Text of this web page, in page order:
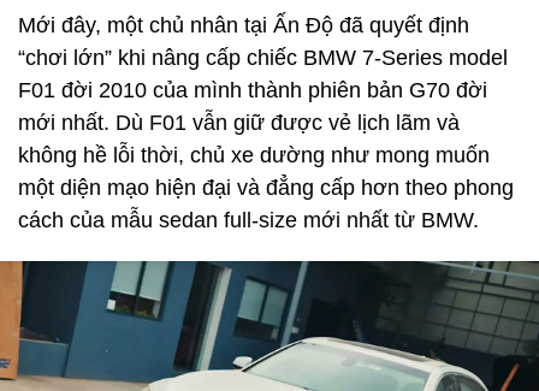
Mới đây, một chủ nhân tại Ấn Độ đã quyết định
“chơi lớn” khi nâng cấp chiếc BMW 7-Series model
F01 đời 2010 của mình thành phiên bản G70 đời
mới nhất. Dù F01 vẫn giữ được vẻ lịch lãm và
không hề lỗi thời, chủ xe dường như mong muốn
một diện mạo hiện đại và đẳng cấp hơn theo phong
cách của mẫu sedan full-size mới nhất từ BMW.